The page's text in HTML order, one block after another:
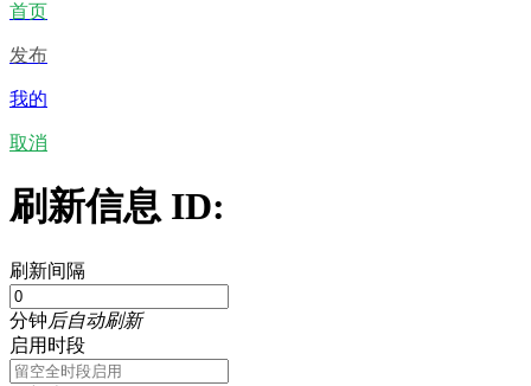
首页
发布
我的
取消
刷新信息 ID:
刷新间隔
分钟后自动刷新
启用时段